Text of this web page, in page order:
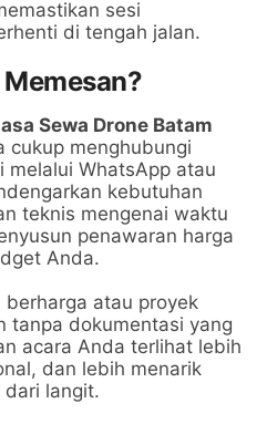
sesi
di tengah jalan.
Sewa Drone Batam
cukup menghubungi
melalui WhatsApp atau
kebutuhan
teknis mengenai waktu
penawaran harga
Anda.
atau proyek
tanpa dokumentasi yang
acara Anda terlihat lebih
dan lebih menarik
langit.